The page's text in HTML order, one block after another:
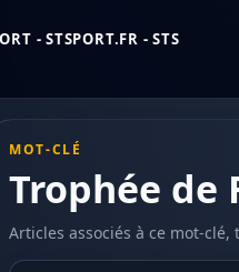
- STSPORT.FR - STS
MOT-CLÉ
Trophée de
Articles associés à ce mot-